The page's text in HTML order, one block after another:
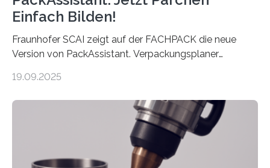
Einfach Bilden!
Fraunhofer SCAI zeigt auf der FACHPACK die neue
Version von PackAssistant. Verpackungsplaner
Automobil, Maschinenbau und in der Zulieferindustrie.
Teile als eine Einheit verpacken. Die Anordnung kann
der Benutzer vorgeben und erhält so mehr Kontrolle
über die Positionierung der Bauteile. Die ebenfalls neue
Automatisierungsschnittstelle dient dazu, die Software
19.09.2025